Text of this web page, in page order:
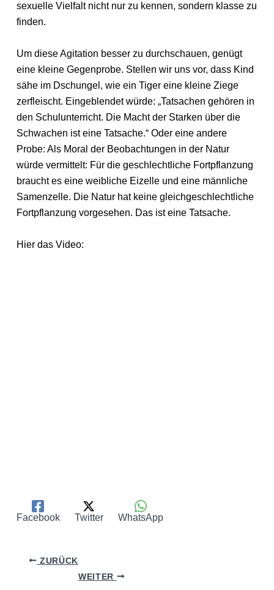
sexuelle Vielfalt nicht nur zu kennen, sondern klasse zu
finden.
Um diese Agitation besser zu durchschauen, genügt
eine kleine Gegenprobe. Stellen wir uns vor, dass Kind
sähe im Dschungel, wie ein Tiger eine kleine Ziege
zerfleischt. Eingeblendet würde: „Tatsachen gehören in
den Schulunterricht. Die Macht der Starken über die
Schwachen ist eine Tatsache.“ Oder eine andere
Probe: Als Moral der Beobachtungen in der Natur
würde vermittelt: Für die geschlechtliche Fortpflanzung
braucht es eine weibliche Eizelle und eine männliche
Samenzelle. Die Natur hat keine gleichgeschlechtliche
Fortpflanzung vorgesehen. Das ist eine Tatsache.
Hier das Video:
Facebook Twitter WhatsApp
ZURÜCK
WEITER